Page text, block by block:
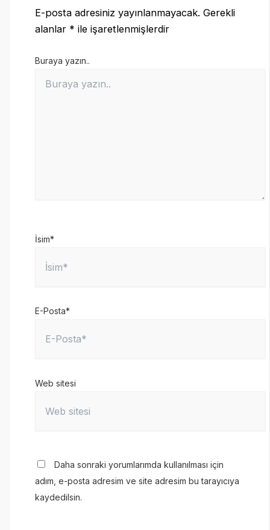
E-posta adresiniz yayınlanmayacak. Gerekli
alanlar * ile işaretlenmişlerdir
Buraya yazın..
İsim*
E-Posta*
Web sitesi
Daha sonraki yorumlarımda kullanılması için
adım, e-posta adresim ve site adresim bu tarayıcıya
kaydedilsin.